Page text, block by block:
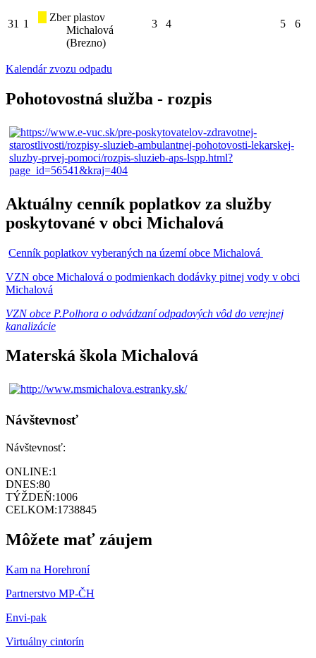
31 1
Zber plastov
Michalová
(Brezno)
3 4 5 6
Kalendár zvozu odpadu
Pohotovostná služba - rozpis
Aktuálny cenník poplatkov za služby
poskytované v obci Michalová
Cenník poplatkov vyberaných na území obce Michalová
VZN obce Michalová o podmienkach dodávky pitnej vody v obci
Michalová
VZN obce P.Polhora o odvádzaní odpadových vôd do verejnej
kanalizácie
Materská škola Michalová
Návštevnosť
Návštevnosť:
ONLINE:1
DNES:80
TÝŽDEŇ:1006
CELKOM:1738845
Môžete mať záujem
Kam na Horehroní
Partnerstvo MP-ČH
Envi-pak
Virtuálny cintorín